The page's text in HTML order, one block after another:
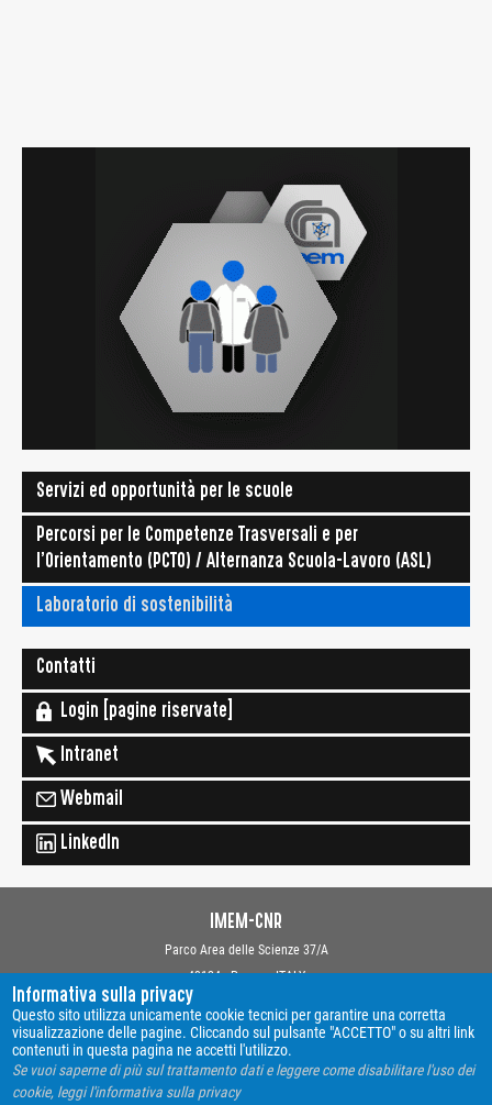
Servizi ed opportunità per le scuole
Percorsi per le Competenze Trasversali e per
l'Orientamento (PCTO) / Alternanza Scuola-Lavoro (ASL)
Laboratorio di sostenibilità
Contatti
Login [pagine riservate]
Intranet
Webmail
LinkedIn
IMEM-CNR
Parco Area delle Scienze 37/A
43124 - Parma - ITALY
Copyright © 2019 Istituto dei Materiali per l'Elettronica ed il Magnetismo
Webmaster: Davide Calestani
Informativa sulla privacy
Questo sito utilizza unicamente cookie tecnici per garantire una corretta
visualizzazione delle pagine. Cliccando sul pulsante "ACCETTO" o su altri link
contenuti in questa pagina ne accetti l'utilizzo.
Se vuoi saperne di più sul trattamento dati e leggere come disabilitare l'uso dei
cookie, leggi l'informativa sulla privacy